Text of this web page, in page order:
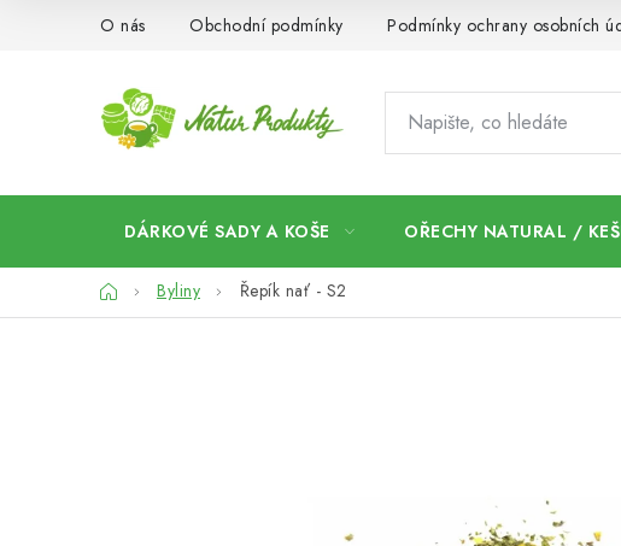
O nás Obchodní podmínky Podmínky ochrany osobních
DÁRKOVÉ SADY A KOŠE OŘECHY NATURAL /
DomůByliny Řepík nať - S2